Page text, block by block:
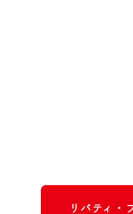
リバティ・